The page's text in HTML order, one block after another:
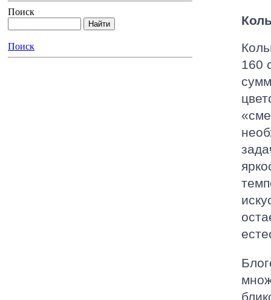
Поиск
Поиск
160